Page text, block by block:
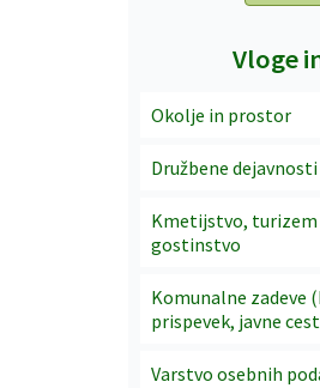
Vloge
Okolje in prostor
Družbene dejavnosti
Kmetijstvo,
gostinstvo
Komunalne zadeve
prispevek, javne
Varstvo osebnih